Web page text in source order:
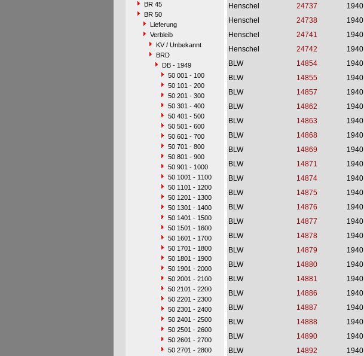
BR 45
BR 50
Lieferung
Verbleib
KV / Unbekannt
BRD
DB - 1949
50 001 - 100
50 101 - 200
50 201 - 300
50 301 - 400
50 401 - 500
50 501 - 600
50 601 - 700
50 701 - 800
50 801 - 900
50 901 - 1000
50 1001 - 1100
50 1101 - 1200
50 1201 - 1300
50 1301 - 1400
50 1401 - 1500
50 1501 - 1600
50 1601 - 1700
50 1701 - 1800
50 1801 - 1900
50 1901 - 2000
50 2001 - 2100
50 2101 - 2200
50 2201 - 2300
50 2301 - 2400
50 2401 - 2500
50 2501 - 2600
50 2601 - 2700
50 2701 - 2800
Henschel
24737 1940
Henschel
24738 1940
Henschel
24741 1940
Henschel
24742 1940
BLW
14854 1940
BLW
14855 1940
BLW
14857 1940
BLW
14862 1940
BLW
14863 1940
BLW
14868 1940
BLW
14869 1940
BLW
14871 1940
BLW
14874 1940
BLW
14875 1940
BLW
14876 1940
BLW
14877 1940
BLW
14878 1940
BLW
14879 1940
BLW
14880 1940
BLW
14881 1940
BLW
14886 1940
BLW
14887 1940
BLW
14888 1940
BLW
14890 1940
BLW
14892 1940